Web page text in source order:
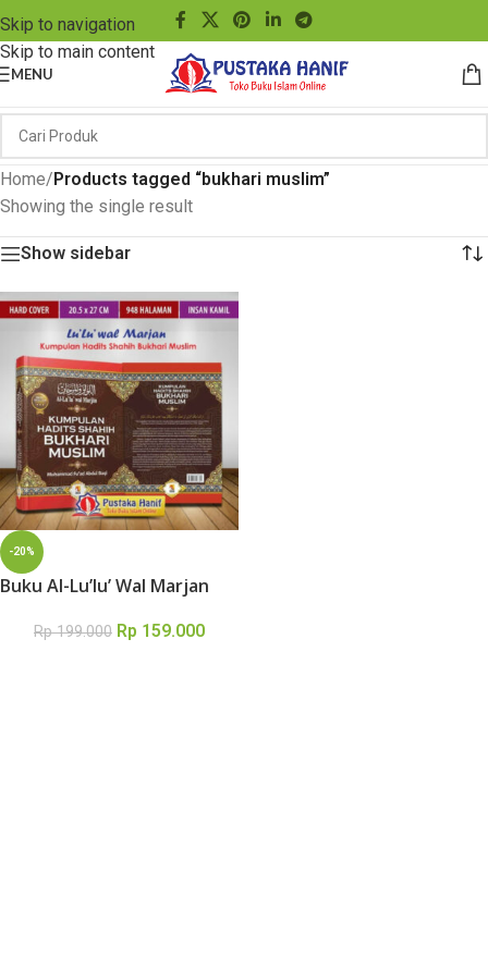
Skip to navigation
Skip to main content
MENU
Home/Products tagged “bukhari muslim”
Showing the single result
Show sidebar
-20%
Buku Al-Lu’lu’ Wal Marjan
Rp199.000 Rp 159.000